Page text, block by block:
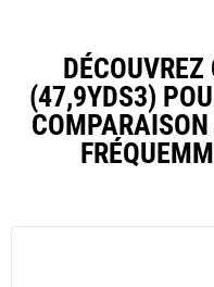
(47,9YDS3)